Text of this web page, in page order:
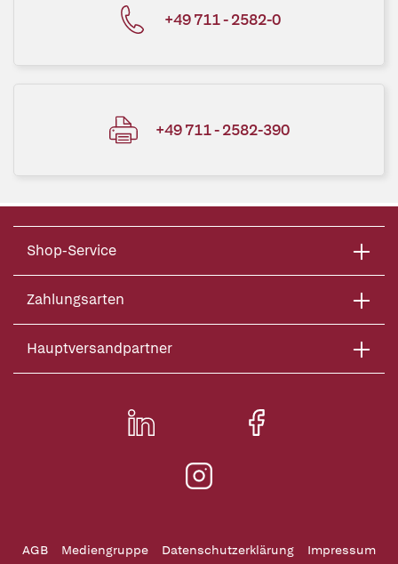
+49 711 - 2582-0
+49 711 - 2582-390
Shop-Service
Zahlungsarten
Hauptversandpartner
AGB Mediengruppe Datenschutzerklärung
Impressum